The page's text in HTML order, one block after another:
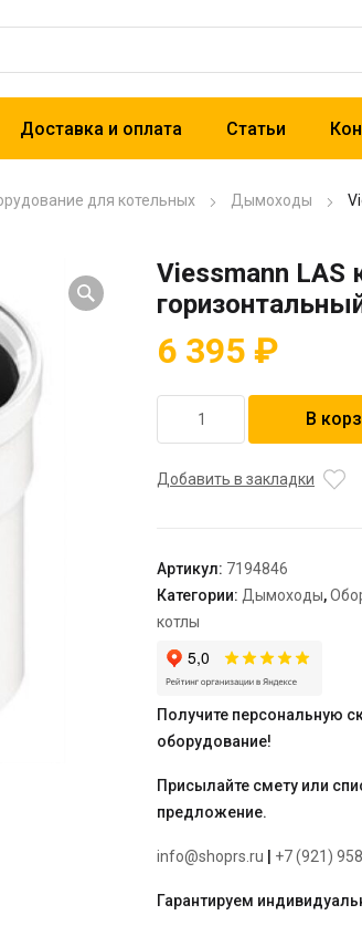
Доставка и оплата Статьи
для котельных Дымоходы
Viessmann LAS
6 395 ₽
товара
LAS
мм
В
Добавить в закладки
Артикул: 7194846
Категории: Дымоходы,
котлы
Получите персональную
оборудование!
Присылайте смету или
предложение.
info@shoprs.ru +7 (921)
Гарантируем